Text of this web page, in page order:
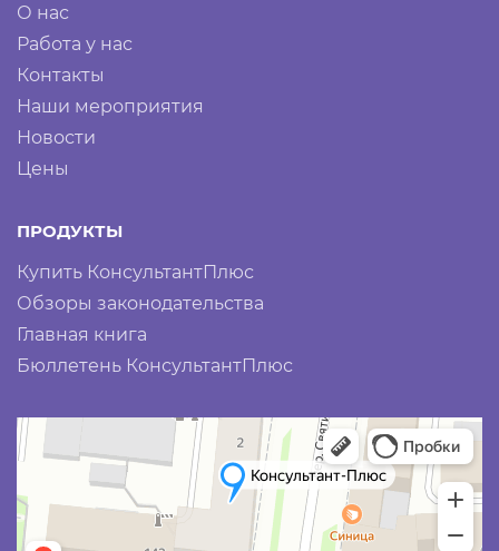
О нас
Работа у нас
Контакты
Наши мероприятия
Новости
Цены
ПРОДУКТЫ
Купить КонсультантПлюс
Обзоры законодательства
Главная книга
Бюллетень КонсультантПлюс